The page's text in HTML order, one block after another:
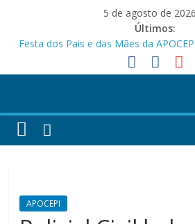
5 de agosto de 2026
Últimos:
Festa dos Pais e das Mães da
APOCEPI conquista a primeira vitória
Parabéns!
APOCEPI